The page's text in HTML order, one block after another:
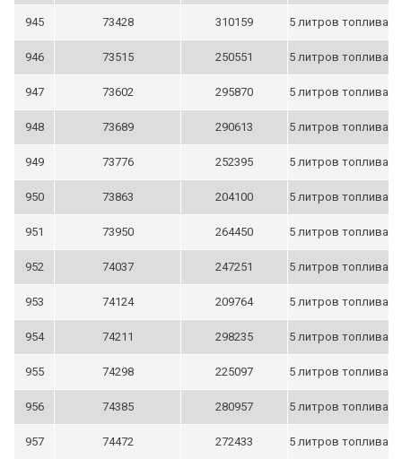
945 73428 310159 5 литров топлива
946 73515 250551 5 литров топлива
947 73602 295870 5 литров топлива
948 73689 290613 5 литров топлива
949 73776 252395 5 литров топлива
950 73863 204100 5 литров топлива
951 73950 264450 5 литров топлива
952 74037 247251 5 литров топлива
953 74124 209764 5 литров топлива
954 74211 298235 5 литров топлива
955 74298 225097 5 литров топлива
956 74385 280957 5 литров топлива
957 74472 272433 5 литров топлива